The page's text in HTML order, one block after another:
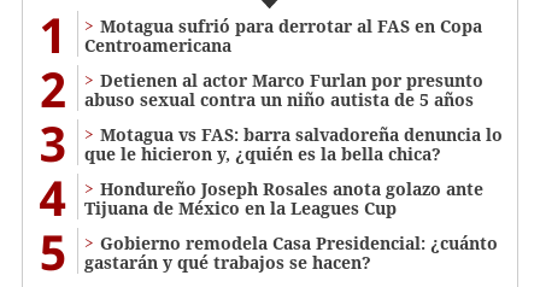
1
Motagua sufrió para derrotar al FAS en Copa
Centroamericana
2
Detienen al actor Marco Furlan por presunto
abuso sexual contra un niño autista de 5 años
3
Motagua vs FAS: barra salvadoreña denuncia lo
que le hicieron y, ¿quién es la bella chica?
4
Hondureño Joseph Rosales anota golazo ante
Tijuana de México en la Leagues Cup
5
Gobierno remodela Casa Presidencial: ¿cuánto
gastarán y qué trabajos se hacen?